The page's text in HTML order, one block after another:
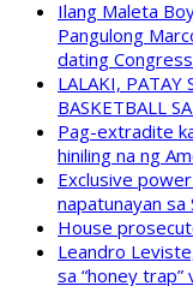
Ilang Maleta
Pangulong
dating
LALAKI, PATAY
BASKETBALL
Pag-extradite
hiniling na ng
Exclusive
napatunayan sa
House
Leandro
sa “honey trap”